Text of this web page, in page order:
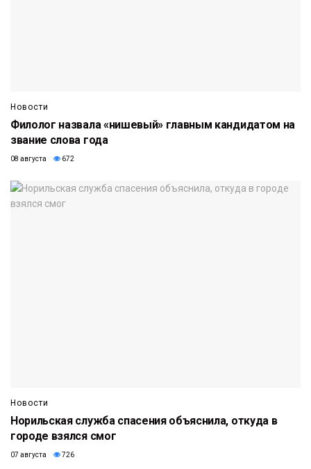
Новости
Филолог назвала «нишевый» главным кандидатом на
звание слова года
08 августа 672
Новости
Норильская служба спасения объяснила, откуда в
городе взялся смог
07 августа 726